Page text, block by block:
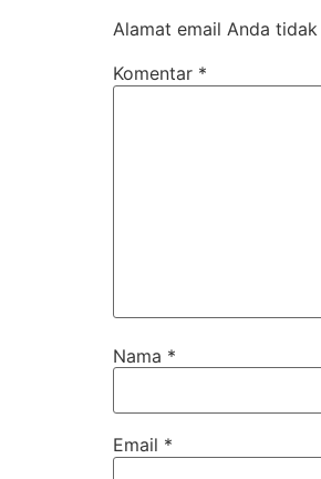
Alamat email Anda
Komentar *
Nama *
Email *